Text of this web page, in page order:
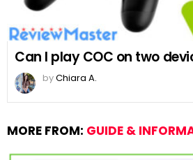
Can I play COC on two
byChiara A.
MORE FROM: GUIDE &